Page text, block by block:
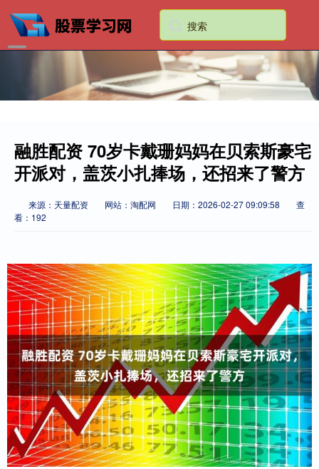
融胜配资 70岁卡戴珊妈妈在贝索斯豪宅
开派对，盖茨小扎捧场，还招来了警方
来源：天量配资 网站：淘配网 日期：2026-02-27 09:09:58
查
看：192